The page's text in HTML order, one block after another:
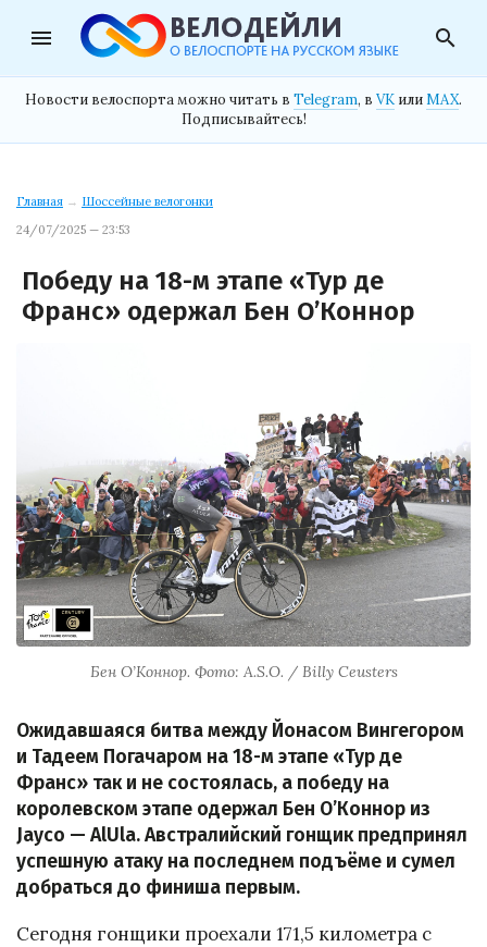
menu search
Новости велоспорта можно читать в Telegram, в VK илиMAX.
Подписывайтесь!
Главная → Шоссейные велогонки
24/07/2025 — 23:53
Победу на 18-м этапе «Тур де
Франс» одержал Бен О’Коннор
Бен О’Коннор. Фото: A.S.O. / Billy Ceusters
Ожидавшаяся битва между Йонасом Вингегором
и Тадеем Погачаром на 18-м этапе «Тур де
Франс» так и не состоялась, а победу на
королевском этапе одержал Бен О’Коннор из
Jayco — AlUla. Австралийский гонщик предпринял
успешную атаку на последнем подъёме и сумел
добраться до финиша первым.
Сегодня гонщики проехали 171,5 километра с